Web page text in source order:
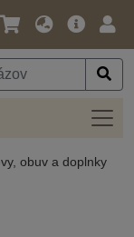
Jazyk
Mena
Hlavná
obuv a doplnky